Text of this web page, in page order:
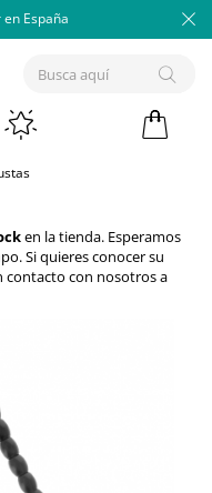
en España
en la tienda. Esperamos
Si quieres conocer su
contacto con nosotros a